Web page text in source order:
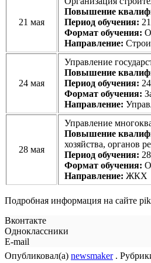
21 мая
Повышение
Период обучения:
Формат обучения:
Направление:
24 мая
Управление
Повышение
Период обучения:
Формат обучения:
Направление:
28 мая
Управление
Повышение
хозяйства, органов
Период обучения:
Формат обучения:
Направление: ЖКХ
Подробная информация на сайте
Вконтакте
Одноклассники
E-mail
Опубликовал(а) newsmaker .